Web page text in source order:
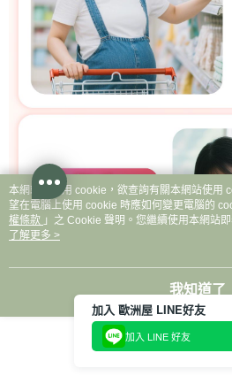
本網站中使用 cookie，欲查詢有關本網站使用
望在電腦上使用 cookie 時應如何變更電腦的
權條款 」之 Cookie 聲明。您繼續使用本網站
用條款之 Cookie 聲明使用 cookie。
了解更多 >
我知道了
加入 歐洲屋 LINE好友
加入 LINE 好友